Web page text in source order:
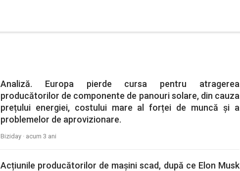
Analiză. Europa pierde cursa pentru atragerea
producătorilor de componente de panouri solare, din cauza
prețului energiei, costului mare al forței de muncă și a
problemelor de aprovizionare.
Biziday · acum 3 ani
Acțiunile producătorilor de mașini scad, după ce Elon Musk